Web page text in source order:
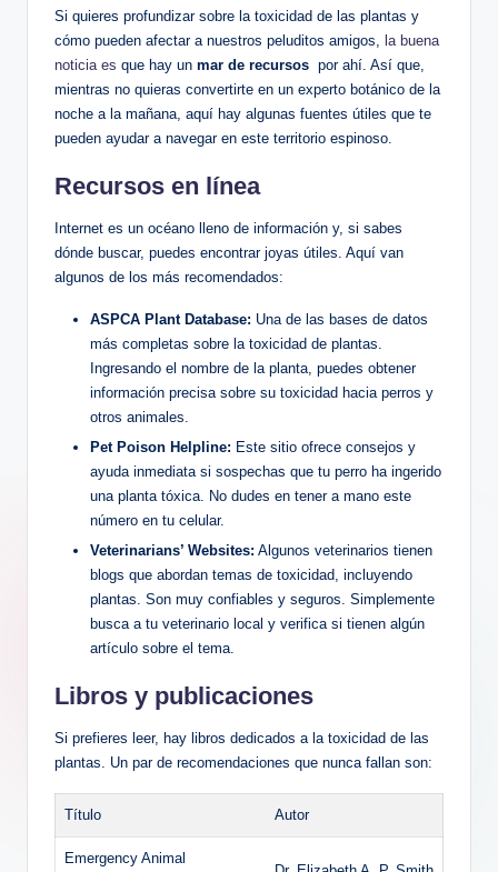
Si quieres profundizar sobre‌ la ⁢toxicidad de las plantas⁤ y ​
cómo ⁤pueden afectar a‌ nuestros‌ peluditos amigos, ​ la buena
noticia es que⁣ hay ‌un mar de recursos ‌ por⁤ ahí. Así que,
mientras no quieras ​convertirte en un ​experto‍ botánico de la
noche‍ a la mañana, aquí⁢ hay algunas fuentes útiles que⁣ te
pueden ayudar ⁣a navegar en este⁤ territorio espinoso.
Recursos en línea
Internet es un⁢ océano ‌lleno ⁣de‌ información y,⁣ si​ sabes⁤
dónde ⁢buscar, puedes encontrar joyas útiles. Aquí van
algunos⁣ de⁣ los más⁤ recomendados:
ASPCA Plant ⁤Database: Una de las bases ⁣de datos⁣
más ​completas sobre la toxicidad de⁤ plantas.
Ingresando⁢ el nombre de⁣ la⁢ planta, puedes obtener
información precisa⁤ sobre ⁣su toxicidad hacia perros y
otros animales.
Pet Poison ​Helpline: Este ​sitio ⁤ofrece consejos⁣ y
ayuda inmediata ⁤si sospechas que tu​ perro‍ ha ingerido
una planta tóxica. ‌No⁣ dudes en tener a mano⁣ este
número en tu celular.
Veterinarians’ Websites: Algunos ‌veterinarios tienen
⁢blogs que abordan temas de toxicidad, incluyendo‌
plantas. Son muy confiables y seguros. Simplemente
⁢busca a tu veterinario local y verifica ​si tienen algún
artículo sobre el tema.
Libros⁢ y ⁢publicaciones
Si prefieres ‍leer, hay libros⁤ dedicados a la toxicidad de ‍las
plantas. Un par de⁤ recomendaciones que nunca fallan son:
Título Autor
Emergency Animal